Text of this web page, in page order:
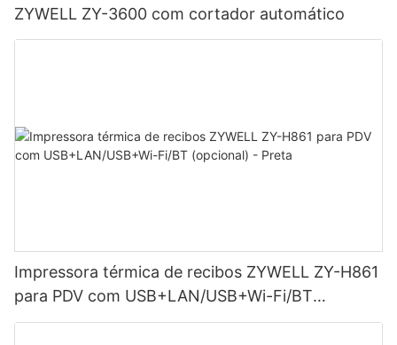
ZYWELL ZY-3600 com cortador automático
Impressora térmica de recibos ZYWELL ZY-H861
para PDV com USB+LAN/USB+Wi-Fi/BT
(opcional) - Preta